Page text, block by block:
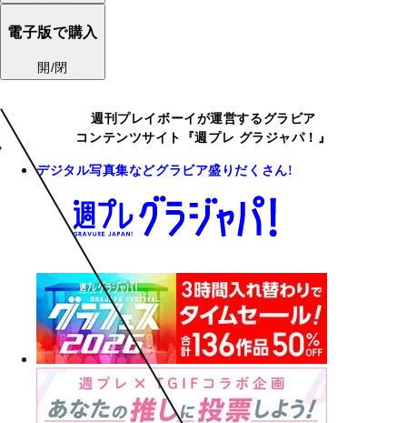
電子版で購入
開/閉
週刊プレイボーイが運営するグラビア
コンテンツサイト『週プレ グラジャパ！』
デジタル写真集などグラビア盛りだくさん!